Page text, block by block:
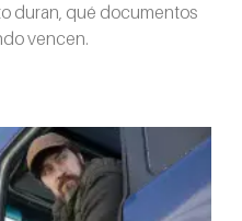
duran, qué documentos
vencen.